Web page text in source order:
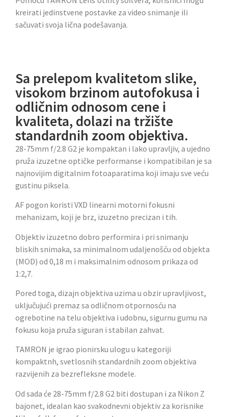
kreirati jedinstvene postavke za video snimanje ili
sačuvati svoja lična podešavanja.
Sa prelepom kvalitetom slike,
visokom brzinom autofokusa i
odličnim odnosom cene i
kvaliteta, dolazi na tržište
standardnih zoom objektiva.
28-75mm f/2.8 G2 je kompaktan i lako upravljiv, a ujedno
pruža izuzetne optičke performanse i kompatibilan je sa
najnovijim digitalnim fotoaparatima koji imaju sve veću
gustinu piksela.
AF pogon koristi VXD linearni motorni fokusni
mehanizam, koji je brz, izuzetno precizan i tih.
Objektiv izuzetno dobro performira i pri snimanju
bliskih snimaka, sa minimalnom udaljenošću od objekta
(MOD) od 0,18 m i maksimalnim odnosom prikaza od
1:2,7.
Pored toga, dizajn objektiva uzima u obzir upravljivost,
uključujući premaz sa odličnom otpornosću na
ogrebotine na telu objektiva i udobnu, sigurnu gumu na
fokusu koja pruža siguran i stabilan zahvat.
TAMRON je igrao pionirsku ulogu u kategoriji
kompaktnh, svetlosnih standardnih zoom objektiva
razvijenih za bezrefleksne modele.
Od sada će 28-75mm f/2.8 G2 biti dostupan i za Nikon Z
bajonet, idealan kao svakodnevni objektiv za korisnike